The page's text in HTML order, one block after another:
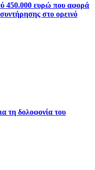
450.000 ευρώ που αφορά
στο ορεινό
τη δολοφονία του